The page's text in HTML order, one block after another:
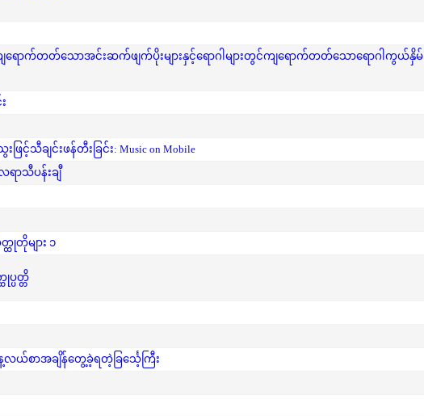
ရောက်တတ်သောအင်းဆက်ဖျက်ပိုးများနှင့်ရောဂါများတွင်ကျရောက်တတ်သောရောဂါကွယ်နှိမ်
င့်သီချင်းဖန်တီးခြင်း: Music on Mobile
ာသီပန်းချီ
တိုများ ၁
ပတ္တိ
ယ်စာအချိန်တွေ့ခဲ့ရတဲ့ခြင်္သေ့ကြီး